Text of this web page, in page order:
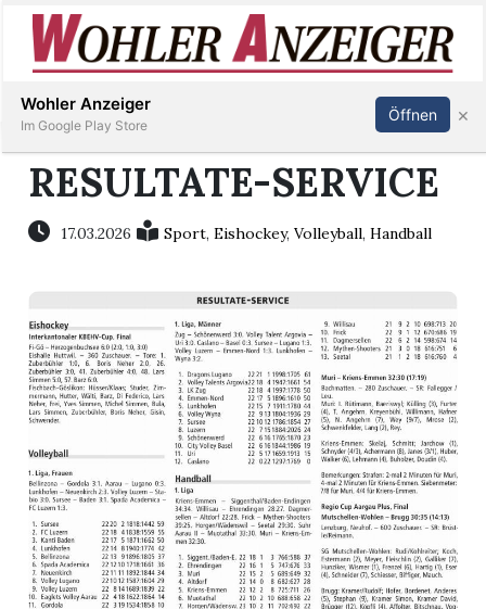
Immobilien
Stellen
E-
Paper
Newsletter
App
Inserieren Abonnieren Anmelden
RESULTATE-SERVICE
17.03.2026 Sport,Eishockey,Volleyball,Handball
Wohler Anzeiger
Im Google Play Store
Öffnen ×